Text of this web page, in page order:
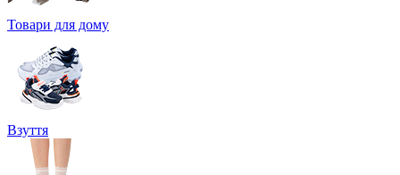
Товари для дому
Взуття